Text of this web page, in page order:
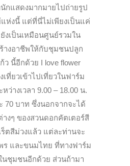
นักแสดงมากมายไปถ่ายรูป
ห่งนี้ แต่ที่นี่ไม่เพียงเป็นแค่
งเป็นเหมือนศูนย์รวมใน
างอาชีพให้กับชุมชนปลูก
ว นี้อีกด้วย I love flower
ที่ยวเข้าไปเที่ยวในฟาร์ม
ว่างเวลา 9.00 – 18.00 น.
70 บาท ซึ่งนอกจากจะได้
งๆ ของสวนดอกคัตเตอร์สี
ตสีม่วงแล้ว แต่ละท่านจะ
ร และขนมไทย ที่ทางฟาร์ม
นชุมชนอีกด้วย ส่วนถ้ามา